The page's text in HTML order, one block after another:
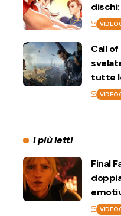
Call
tutte
I più letti
Final